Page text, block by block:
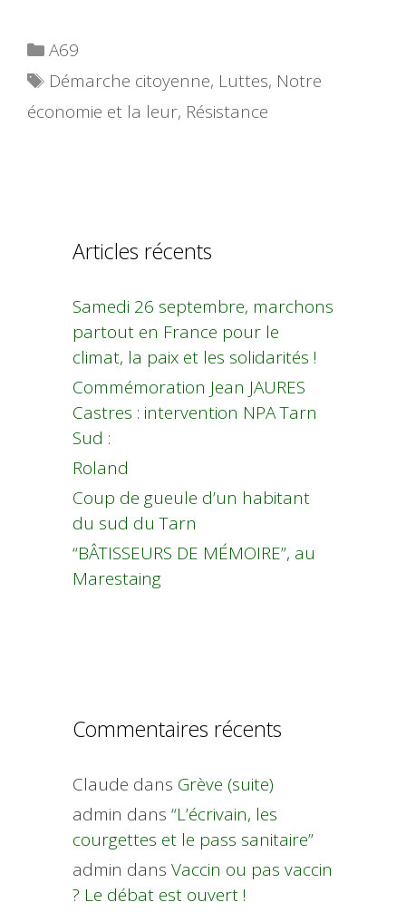
Catégories
A69
Étiquettes
Démarche citoyenne, Luttes, Notre
économie et la leur, Résistance
Articles récents
Samedi 26 septembre, marchons
partout en France pour le
climat, la paix et les solidarités !
Commémoration Jean JAURES
Castres : intervention NPA Tarn
Sud :
Roland
Coup de gueule d’un habitant
du sud du Tarn
“BÂTISSEURS DE MÉMOIRE”, au
Marestaing
Commentaires récents
Claude dans Grève (suite)
admin dans “L’écrivain, les
courgettes et le pass sanitaire”
admin dans Vaccin ou pas vaccin
? Le débat est ouvert !